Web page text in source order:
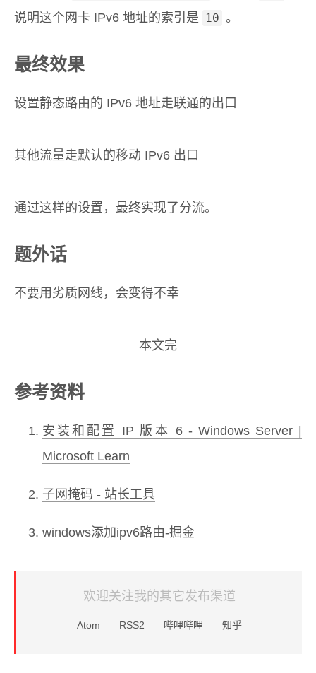
说明这个网卡 IPv6 地址的索引是
10 。
最终效果
设置静态路由的 IPv6 地址走联通的出口
其他流量走默认的移动 IPv6 出口
通过这样的设置，最终实现了分流。
题外话
不要用劣质网线，会变得不幸
本文完
参考资料
安装和配置 IP 版本 6 - Windows Server |
Microsoft Learn
子网掩码 - 站长工具
windows添加ipv6路由-掘金
欢迎关注我的其它发布渠道
Atom RSS2 哔哩哔哩 知乎